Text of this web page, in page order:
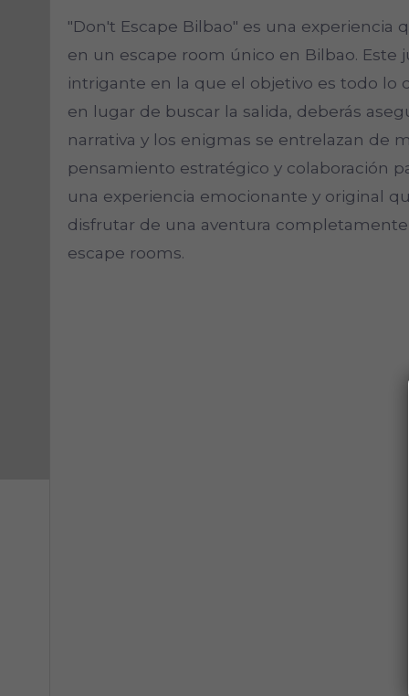
"Don't Escape Bilbao" es una experiencia
en un escape room único en Bilbao.
intrigante en la que el objetivo es todo lo
en lugar de buscar la salida, deberás
narrativa y los enigmas se entrelazan de
pensamiento estratégico y colaboración
una experiencia emocionante y original
disfrutar de una aventura
escape rooms.